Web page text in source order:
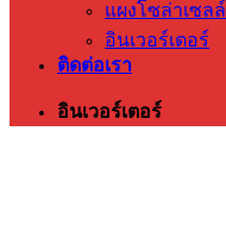
แผงโซล่าเซลล์
อินเวอร์เตอร์
ติดต่อเรา
อินเวอร์เตอร์